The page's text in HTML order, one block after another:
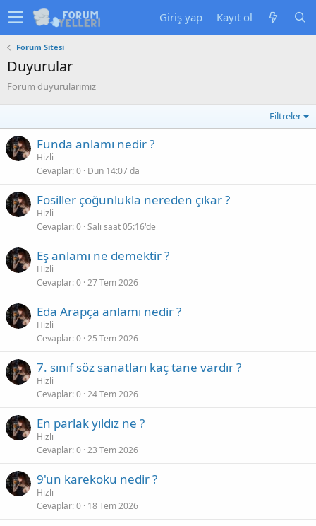
Giriş yap Kayıt ol
Forum Sitesi
Duyurular
Forum duyurularımız
Filtreler
Funda anlamı nedir ?
Hizli
Cevaplar 0 Dün 14:07 da
Fosiller çoğunlukla nereden çıkar ?
Hizli
Cevaplar 0 Salı saat 05:16'de
Eş anlamı ne demektir ?
Hizli
Cevaplar 0 27 Tem 2026
Eda Arapça anlamı nedir ?
Hizli
Cevaplar 0 25 Tem 2026
7. sınıf söz sanatları kaç tane vardır ?
Hizli
Cevaplar 0 24 Tem 2026
En parlak yıldız ne ?
Hizli
Cevaplar 0 23 Tem 2026
9'un karekoku nedir ?
Hizli
Cevaplar 0 18 Tem 2026